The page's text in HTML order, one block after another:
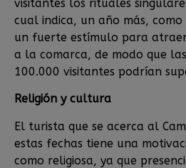
visitantes los rituales
cual indica, un año más, como
un fuerte estímulo para
a la comarca, de modo que
100.000 visitantes podrían
Religión y cultura
El turista que se acerca al
estas fechas tiene una
como religiosa, ya que